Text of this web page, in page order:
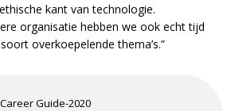
kant van technologie.
organisatie hebben we ook echt tijd
overkoepelende thema’s.”
Guide-2020